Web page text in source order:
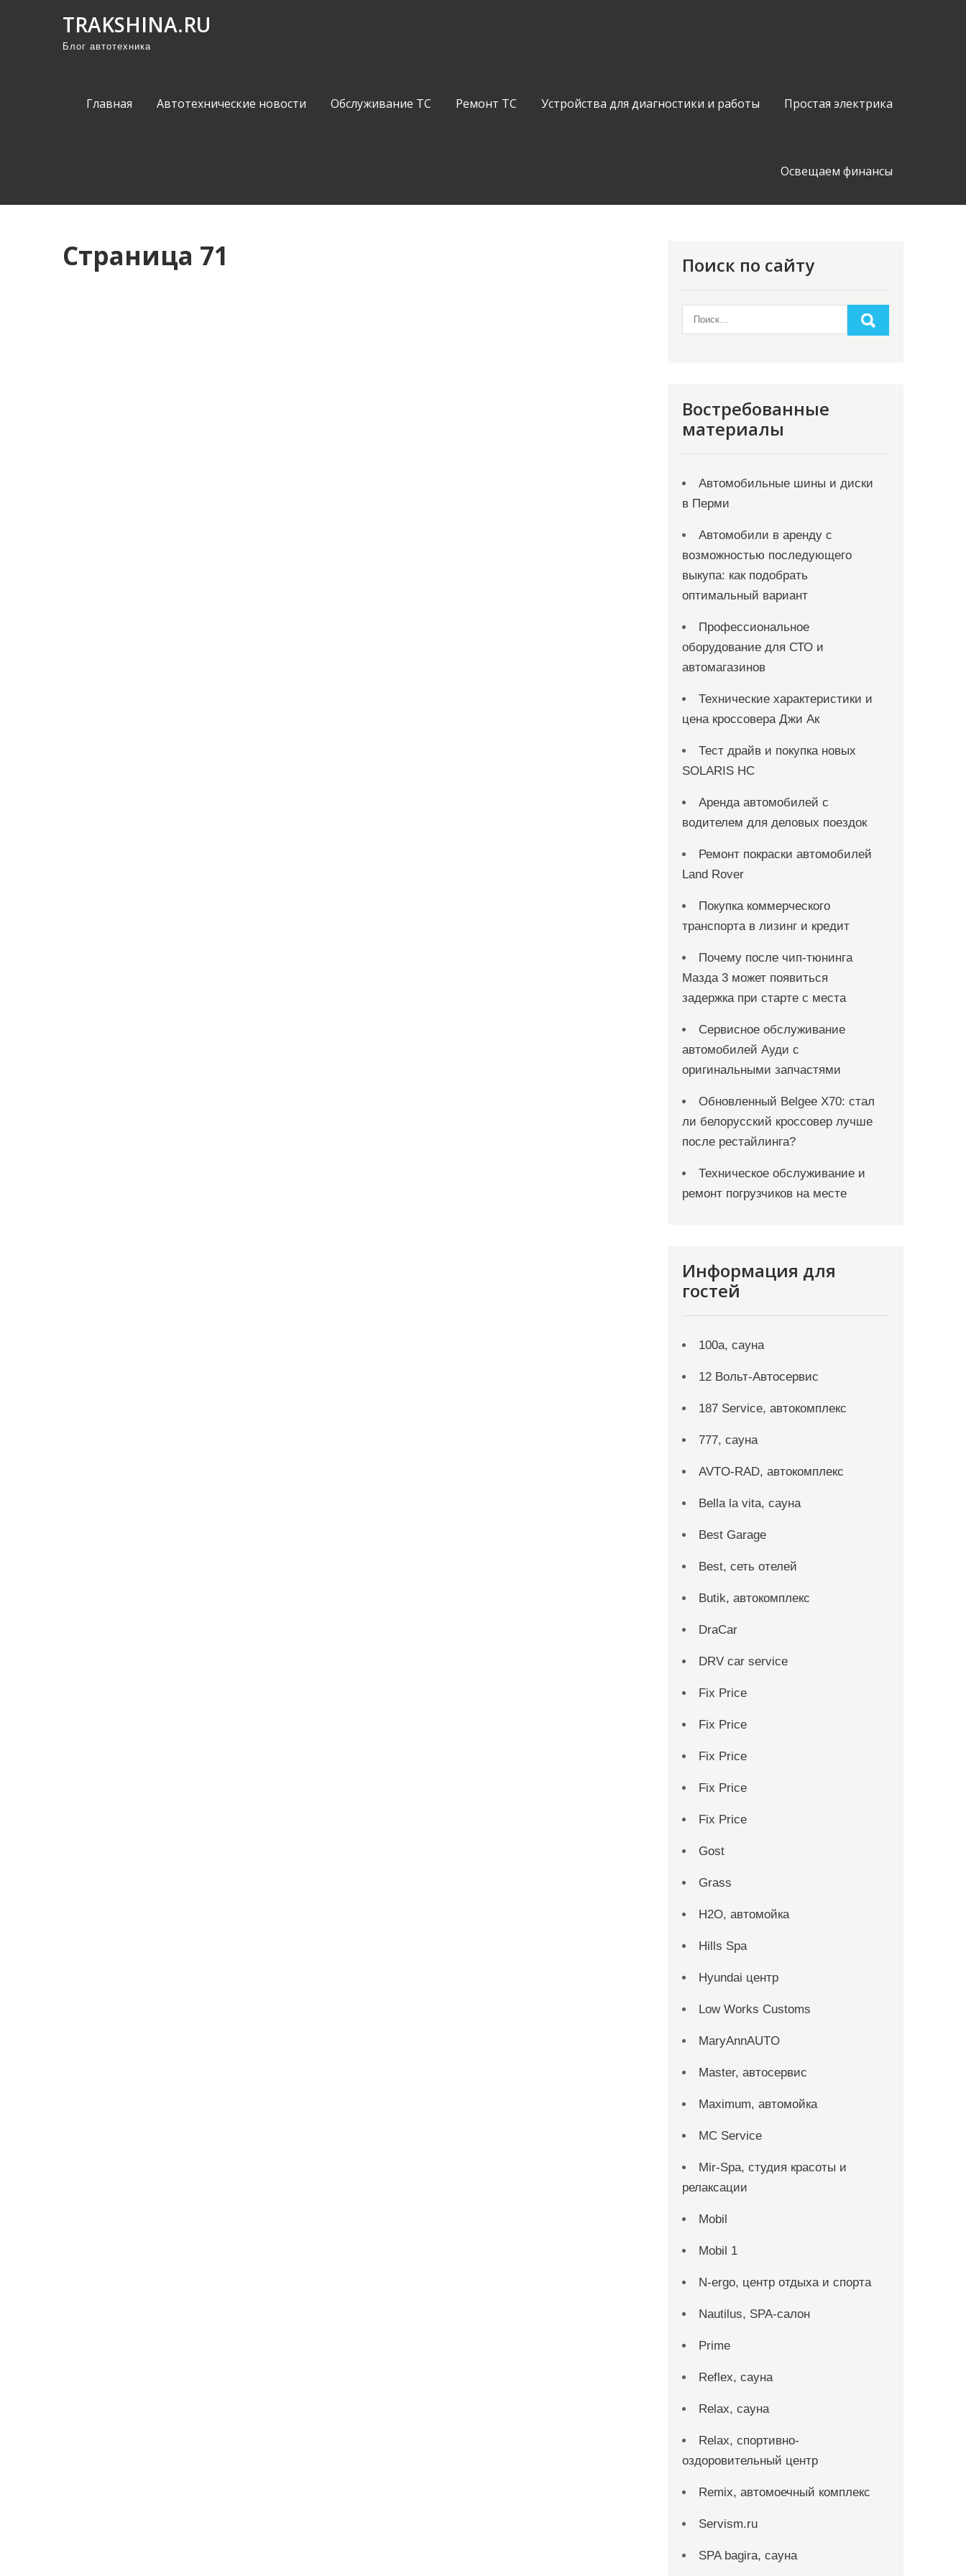
TRAKSHINA.RU
Блог автотехника
Главная Автотехнические новости Обслуживание ТС Ремонт ТС Устройства для диагностики и работы Простая электрика
Освещаем финансы
Страница 71 Поиск по сайту
Востребованные
материалы
Автомобильные шины и диски
в Перми
Автомобили в аренду с
возможностью последующего
выкупа: как подобрать
оптимальный вариант
Профессиональное
оборудование для СТО и
автомагазинов
Технические характеристики и
цена кроссовера Джи Ак
Тест драйв и покупка новых
SOLARIS HC
Аренда автомобилей с
водителем для деловых поездок
Ремонт покраски автомобилей
Land Rover
Покупка коммерческого
транспорта в лизинг и кредит
Почему после чип-тюнинга
Мазда 3 может появиться
задержка при старте с места
Сервисное обслуживание
автомобилей Ауди с
оригинальными запчастями
Обновленный Belgee X70: стал
ли белорусский кроссовер лучше
после рестайлинга?
Техническое обслуживание и
ремонт погрузчиков на месте
Информация для
гостей
100а, сауна
12 Вольт-Автосервис
187 Service, автокомплекс
777, сауна
AVTO-RAD, автокомплекс
Bella la vita, сауна
Best Garage
Best, сеть отелей
Butik, автокомплекс
DraCar
DRV car service
Fix Price
Fix Price
Fix Price
Fix Price
Fix Price
Gost
Grass
H2O, автомойка
Hills Spa
Hyundai центр
Low Works Customs
MaryAnnAUTO
Master, автосервис
Maximum, автомойка
MC Service
Mir-Spa, студия красоты и
релаксации
Mobil
Mobil 1
N-ergo, центр отдыха и спорта
Nautilus, SPA-салон
Prime
Reflex, сауна
Relax, сауна
Relax, спортивно-
оздоровительный центр
Remix, автомоечный комплекс
Servism.ru
SPA bagira, сауна